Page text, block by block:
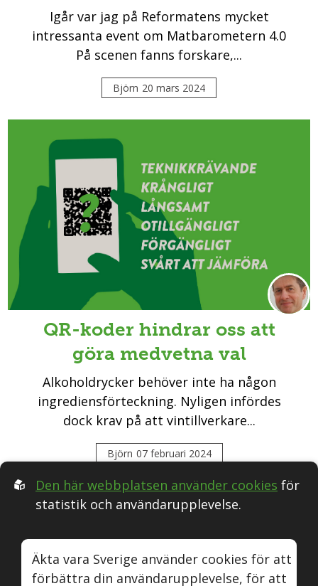
Igår var jag på Reformatens mycket
intressanta event om Matbarometern 4.0
På scenen fanns forskare,...
Björn 20 mars 2024
QR-koder hindrar oss att
göra medvetna val
Alkoholdrycker behöver inte ha någon
ingrediensförteckning. Nyligen infördes
dock krav på att vintillverkare...
Björn 07 februari 2024
Följ oss i Sociala medier:
Den här webbplatsen använder cookies för
statistik och användarupplevelse.
Äkta vara Sverige använder cookies för att
förbättra din användarupplevelse, för att